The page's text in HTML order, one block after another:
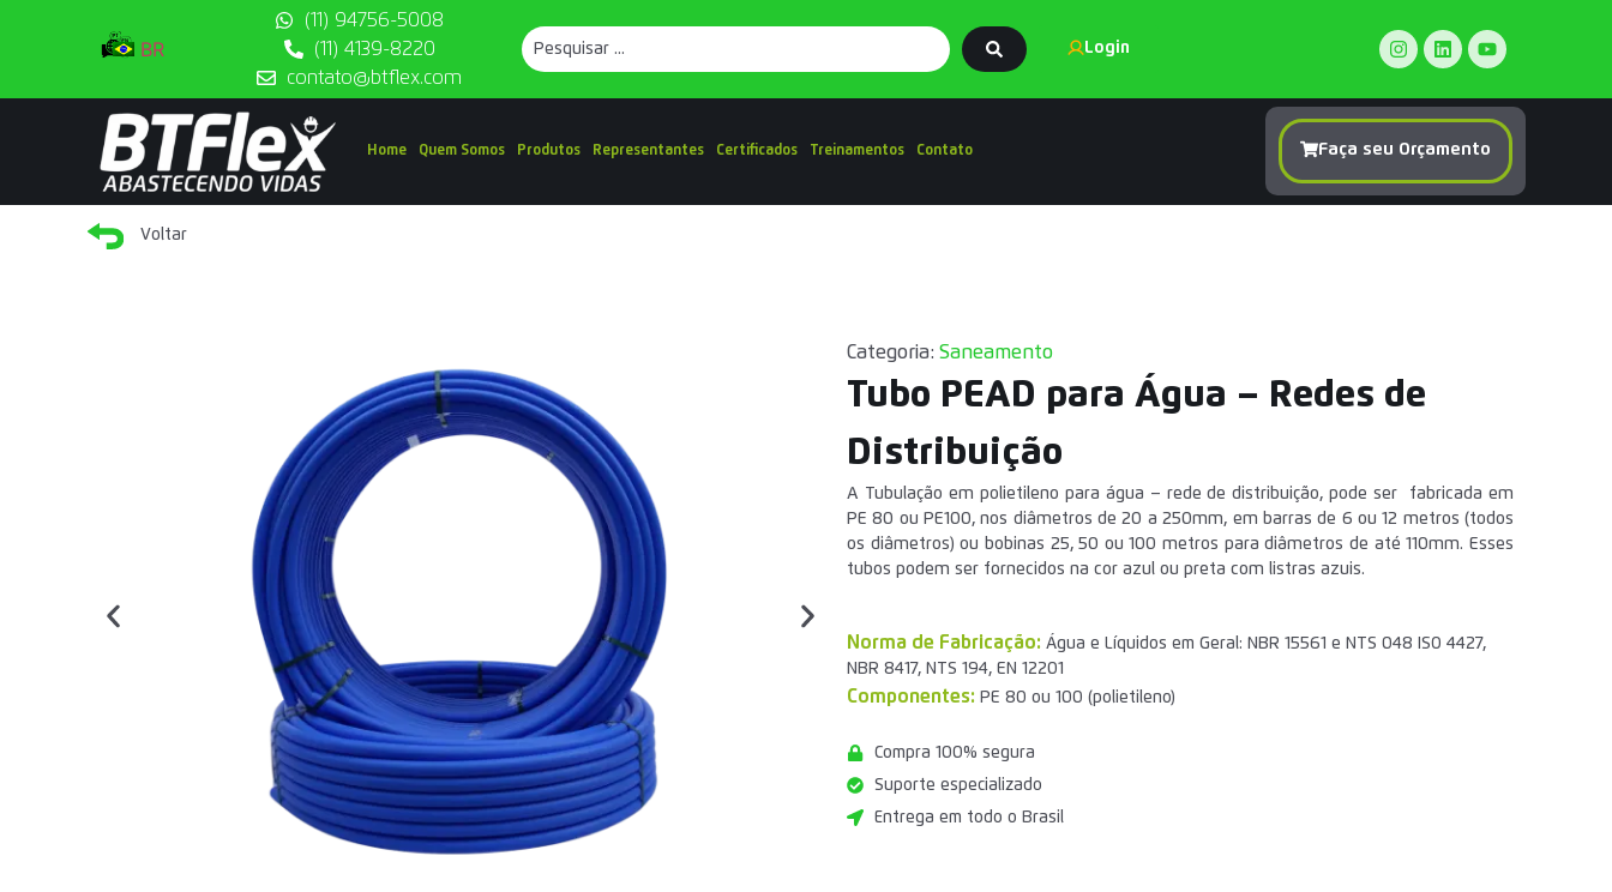
BR
(11) 94756-5008
(11) 4139-8220
contato@btflex.com
Login
Home Quem Somos Produtos Representantes Certificados Treinamentos Contato Faça seu Orçamento
Voltar
Categoria: Saneamento
Tubo PEAD para Água – Redes de
Distribuição
A Tubulação em polietileno para água – rede de distribuição, pode ser fabricada em
PE 80 ou PE100, nos diâmetros de 20 a 250mm, em barras de 6 ou 12 metros (todos
os diâmetros) ou bobinas 25, 50 ou 100 metros para diâmetros de até 110mm. Esses
tubos podem ser fornecidos na cor azul ou preta com listras azuis.
Norma de Fabricação: Água e Líquidos em Geral: NBR 15561 e NTS 048 ISO 4427,
NBR 8417, NTS 194, EN 12201
Componentes: PE 80 ou 100 (polietileno)
Compra 100% segura
Suporte especializado
Entrega em todo o Brasil